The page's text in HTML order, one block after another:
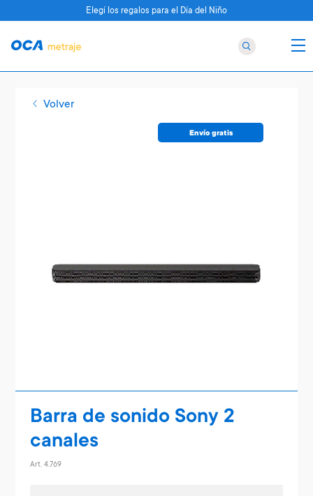
Volver
Envío gratis
Barra de sonido Sony 2
canales
Art. 4.769
Elegí los regalos para el Día del Niño